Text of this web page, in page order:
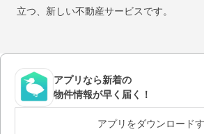
立つ、新しい不動産サービスです。
アプリなら新着の
物件情報が早く届く！
アプリをダウンロード